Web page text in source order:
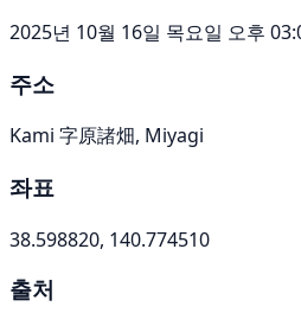
2025년 10월 16일 목요일 오후
주소
Kami 字原諸畑, Miyagi
좌표
38.598820, 140.774510
출처